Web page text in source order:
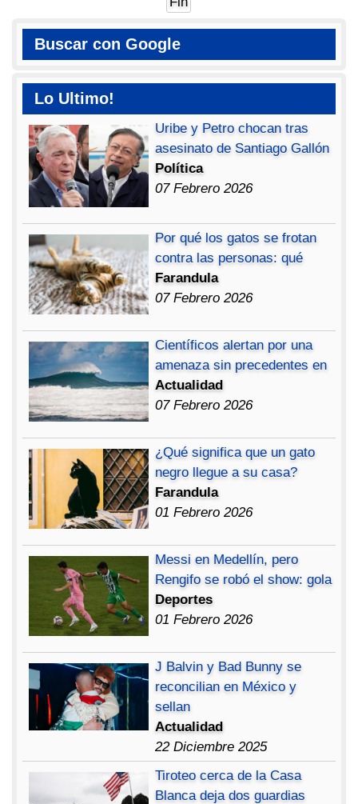
Buscar con Google
Lo Ultimo!
Uribe y Petro chocan tras
asesinato de Santiago Gallón
Política
07 Febrero 2026
Por qué los gatos se frotan
contra las personas: qué
Farandula
07 Febrero 2026
Científicos alertan por una
amenaza sin precedentes en
Actualidad
07 Febrero 2026
¿Qué significa que un gato
negro llegue a su casa?
Farandula
01 Febrero 2026
Messi en Medellín, pero
Rengifo se robó el show: gola
Deportes
01 Febrero 2026
J Balvin y Bad Bunny se
reconcilian en México y
sellan
Actualidad
22 Diciembre 2025
Tiroteo cerca de la Casa
Blanca deja dos guardias